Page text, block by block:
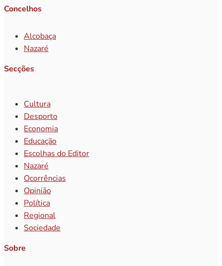
Concelhos
Alcobaça
Nazaré
Secções
Cultura
Desporto
Economia
Educação
Escolhas do Editor
Nazaré
Ocorrências
Opinião
Política
Regional
Sociedade
Sobre